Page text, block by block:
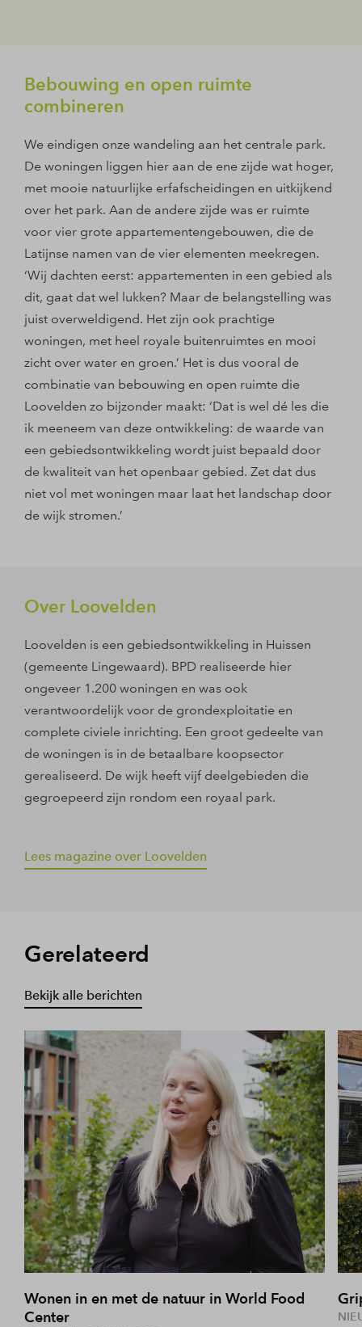
Bebouwing en open ruimte
combineren
We eindigen onze wandeling aan het centrale park.
De woningen liggen hier aan de ene zijde wat hoger,
met mooie natuurlijke erfafscheidingen en uitkijkend
over het park. Aan de andere zijde was er ruimte
voor vier grote appartementengebouwen, die de
Latijnse namen van de vier elementen meekregen.
‘Wij dachten eerst: appartementen in een gebied als
dit, gaat dat wel lukken? Maar de belangstelling was
juist overweldigend. Het zijn ook prachtige
woningen, met heel royale buitenruimtes en mooi
zicht over water en groen.’ Het is dus vooral de
combinatie van bebouwing en open ruimte die
Loovelden zo bijzonder maakt: ‘Dat is wel dé les die
ik meeneem van deze ontwikkeling: de waarde van
een gebiedsontwikkeling wordt juist bepaald door
de kwaliteit van het openbaar gebied. Zet dat dus
niet vol met woningen maar laat het landschap door
de wijk stromen.’
Over Loovelden
Loovelden is een gebiedsontwikkeling in Huissen
(gemeente Lingewaard). BPD realiseerde hier
ongeveer 1.200 woningen en was ook
verantwoordelijk voor de grondexploitatie en
complete civiele inrichting. Een groot gedeelte van
de woningen is in de betaalbare koopsector
gerealiseerd. De wijk heeft vijf deelgebieden die
gegroepeerd zijn rondom een royaal park.
Lees magazine over Loovelden
Gerelateerd
Bekijk alle berichten
Wonen in en met de natuur in World Food
Center